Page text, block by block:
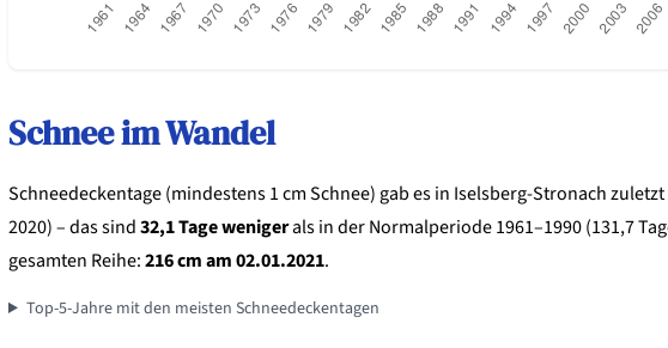
Schnee im Wandel
Schneedeckentage (mindestens 1 cm Schnee) gab es in Iselsberg-Stronach
2020) – das sind32,1 Tage wenigerals in der Normalperiode 1961–1990 (131,7
gesamten Reihe:216 cm am 02.01.2021.
Top-5-Jahre mit den meisten Schneedeckentagen